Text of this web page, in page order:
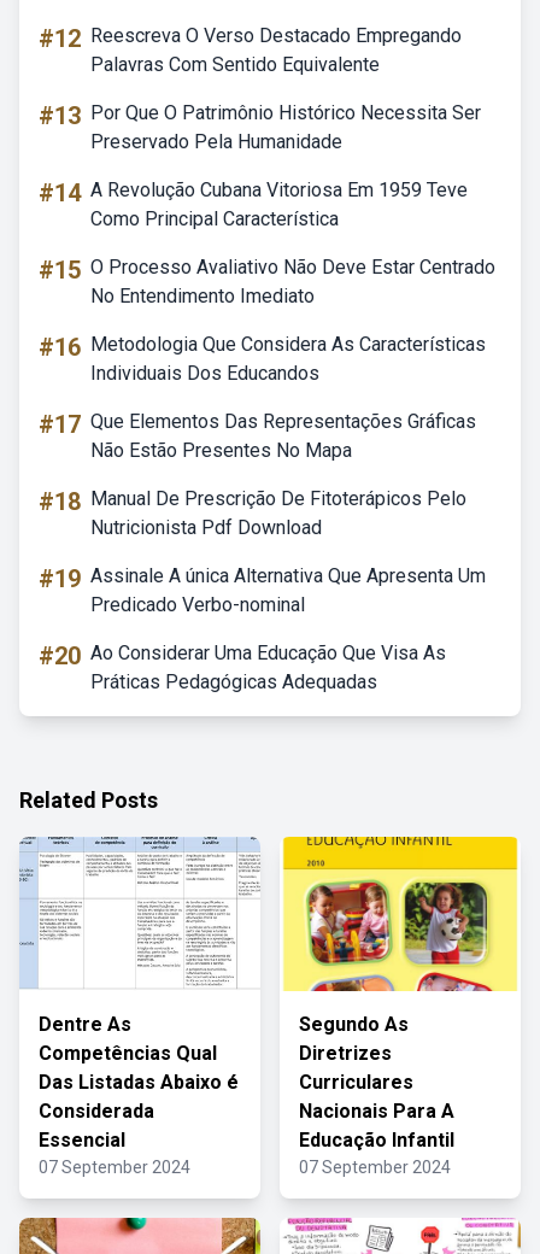
#12 Reescreva O Verso Destacado Empregando
Palavras Com Sentido Equivalente
#13 Por Que O Patrimônio Histórico Necessita Ser
Preservado Pela Humanidade
#14 A Revolução Cubana Vitoriosa Em 1959 Teve
Como Principal Característica
#15 O Processo Avaliativo Não Deve Estar Centrado
No Entendimento Imediato
#16 Metodologia Que Considera As Características
Individuais Dos Educandos
#17 Que Elementos Das Representações Gráficas
Não Estão Presentes No Mapa
#18 Manual De Prescrição De Fitoterápicos Pelo
Nutricionista Pdf Download
#19 Assinale A única Alternativa Que Apresenta Um
Predicado Verbo-nominal
#20 Ao Considerar Uma Educação Que Visa As
Práticas Pedagógicas Adequadas
Related Posts
Dentre As
Competências Qual
Das Listadas Abaixo é
Considerada
Essencial
07 September 2024
Segundo As
Diretrizes
Curriculares
Nacionais Para A
Educação Infantil
07 September 2024